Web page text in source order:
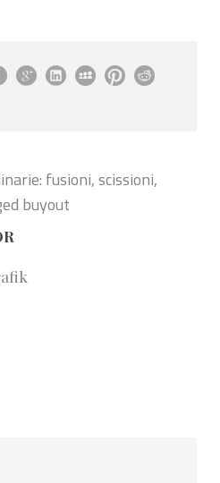
fusioni, scissioni,
buyout